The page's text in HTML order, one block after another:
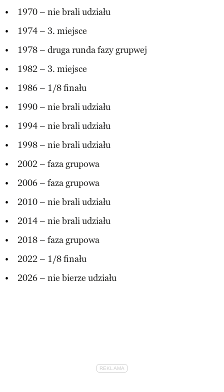
1970 – nie brali udziału
1974 – 3. miejsce
1978 – druga runda fazy grupwej
1982 – 3. miejsce
1986 – 1/8 finału
1990 – nie brali udziału
1994 – nie brali udziału
1998 – nie brali udziału
2002 – faza grupowa
2006 – faza grupowa
2010 – nie brali udziału
2014 – nie brali udziału
2018 – faza grupowa
2022 – 1/8 finału
2026 – nie bierze udziału